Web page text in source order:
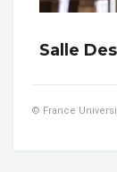
Salle
© France